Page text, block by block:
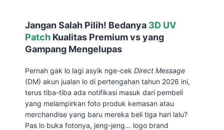
Jangan Salah Pilih! Bedanya 3D UV
Patch Kualitas Premium vs yang
Gampang Mengelupas
Pernah gak lo lagi asyik nge-cek Direct Message
(DM) akun jualan lo di pertengahan tahun 2026 ini,
terus tiba-tiba ada notifikasi masuk dari pembeli
yang melampirkan foto produk kemasan atau
merchandise yang baru mereka beli tiga hari lalu?
Pas lo buka fotonya, jeng-jeng… logo brand